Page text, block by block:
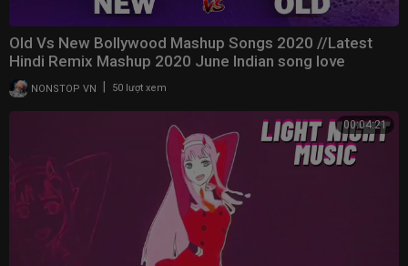
Old Vs New Bollywood Mashup Songs 2020 //Latest
Hindi Remix Mashup 2020 June Indian song love
mashup
NONSTOP VN 50 lượt xem
00:04:21